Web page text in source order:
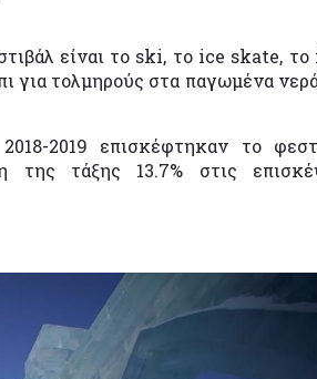
είναι το ski, το ice skate, το
για τολμηρούς στα παγωμένα
2019 επισκέφτηκαν το
της τάξης 13.7% στις